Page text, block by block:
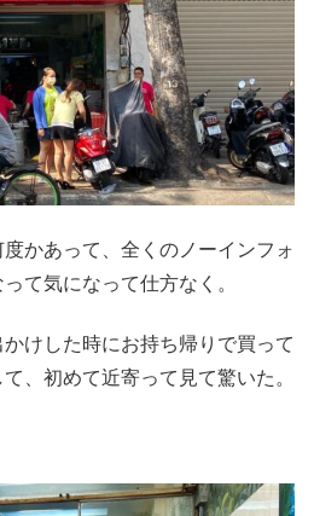
かあって、全くのノーインフォ
て気になって仕方なく。
けした時にお持ち帰りで買って
、初めて近寄って見て驚いた。